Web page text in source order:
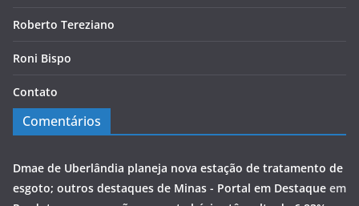
Roberto Tereziano
Roni Bispo
Contato
Comentários
Dmae de Uberlândia planeja nova estação de tratamento de
esgoto; outros destaques de Minas - Portal em Destaque em